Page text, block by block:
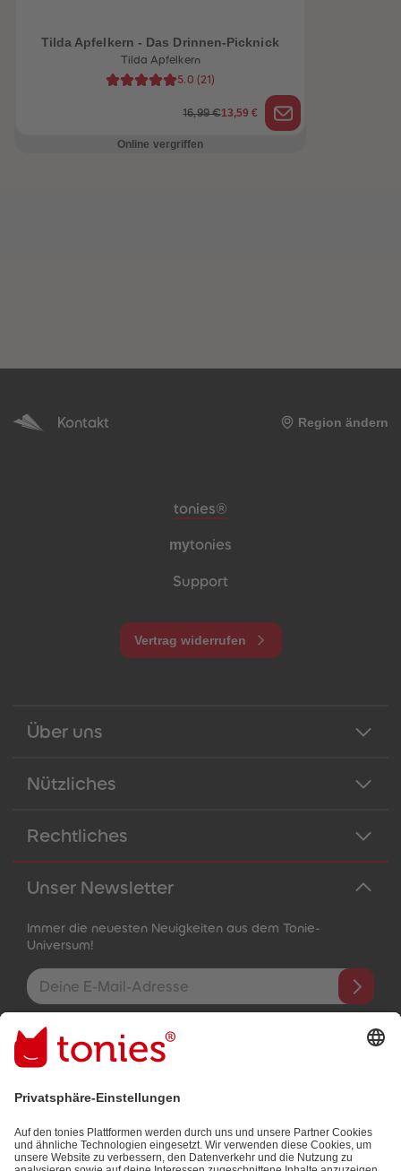
Tilda Apfelkern - Das Drinnen-Picknick
Tilda Apfelkern
5.0 (21 )
16,99 €13,59 €
Online vergriffen
Kontakt Region ändern
Meta-Navigation Footer
tonies®
mytonies
Support
Vertrag widerrufen
Über uns
Nützliches
Rechtliches
Unser Newsletter
Immer die neuesten Neuigkeiten aus dem Tonie-
Universum!
E-Mail-Addresse
Mit dem Absenden abonnierst du unseren E-Mail-Newsletter, der
auf den von dir bereitgestellten Informationen (z.B. Account-
informationen) und den von dir zu Werbezwecken bereitgestellten
Datenschutzbestimmungen.